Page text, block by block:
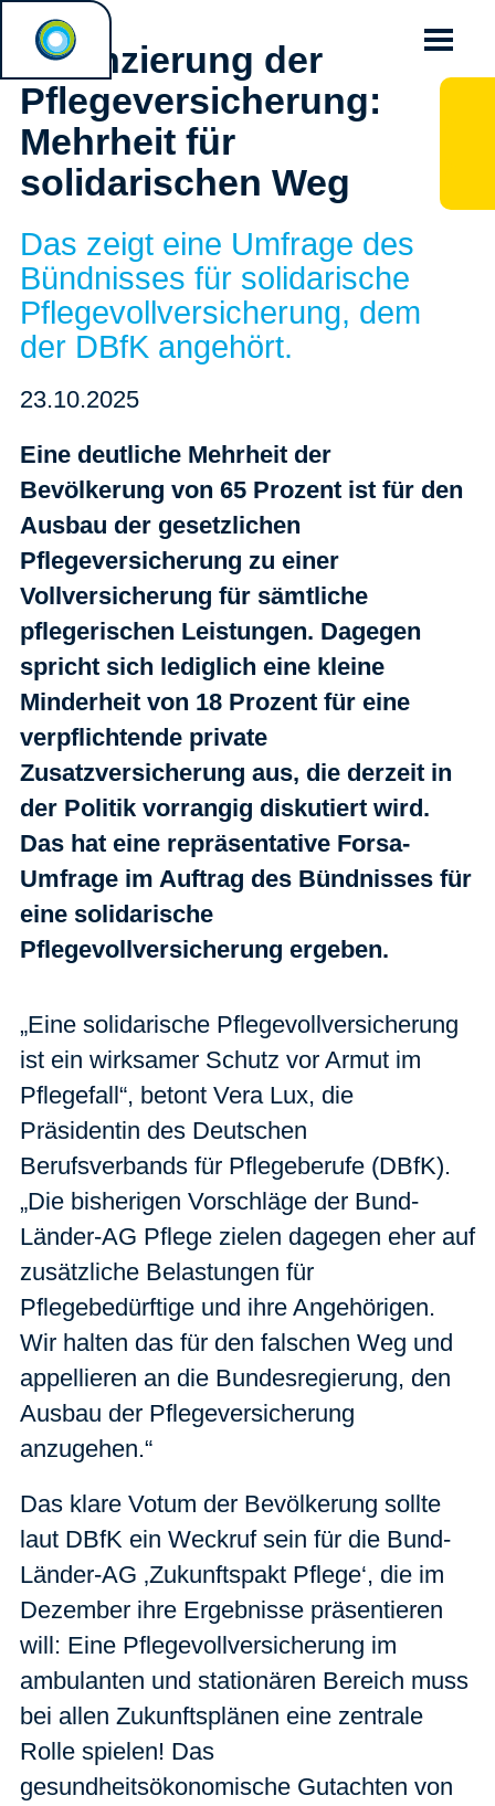
Finanzierung der
Pflegeversicherung:
Mehrheit für
solidarischen Weg
Das zeigt eine Umfrage des
Bündnisses für solidarische
Pflegevollversicherung, dem
der DBfK angehört.
23.10.2025
Eine deutliche Mehrheit der
Bevölkerung von 65 Prozent ist für den
Ausbau der gesetzlichen
Pflegeversicherung zu einer
Vollversicherung für sämtliche
pflegerischen Leistungen. Dagegen
spricht sich lediglich eine kleine
Minderheit von 18 Prozent für eine
verpflichtende private
Zusatzversicherung aus, die derzeit in
der Politik vorrangig diskutiert wird.
Das hat eine repräsentative Forsa-
Umfrage im Auftrag des Bündnisses für
eine solidarische
Pflegevollversicherung ergeben.
„Eine solidarische Pflegevollversicherung
ist ein wirksamer Schutz vor Armut im
Pflegefall“, betont Vera Lux, die
Präsidentin des Deutschen
Berufsverbands für Pflegeberufe (DBfK).
„Die bisherigen Vorschläge der Bund-
Länder-AG Pflege zielen dagegen eher auf
zusätzliche Belastungen für
Pflegebedürftige und ihre Angehörigen.
Wir halten das für den falschen Weg und
appellieren an die Bundesregierung, den
Ausbau der Pflegeversicherung
anzugehen.“
Das klare Votum der Bevölkerung sollte
laut DBfK ein Weckruf sein für die Bund-
Länder-AG ‚Zukunftspakt Pflege‘, die im
Dezember ihre Ergebnisse präsentieren
will: Eine Pflegevollversicherung im
ambulanten und stationären Bereich muss
bei allen Zukunftsplänen eine zentrale
Rolle spielen! Das
gesundheitsökonomische Gutachten von